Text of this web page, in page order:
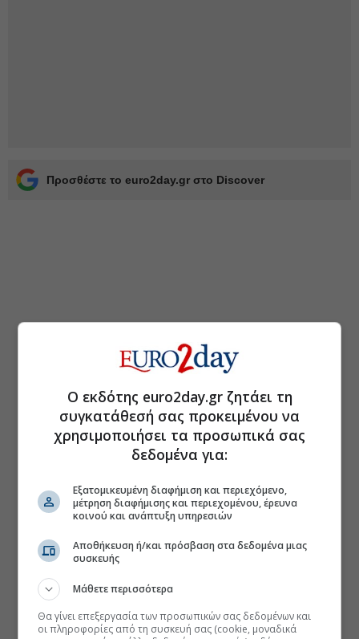
Προσθέστε το euro2day.gr στο Discover
Ο εκδότης euro2day.gr ζητάει τη
συγκατάθεσή σας προκειμένου να
χρησιμοποιήσει τα προσωπικά σας
δεδομένα για:
Εξατομικευμένη διαφήμιση και περιεχόμενο,
μέτρηση διαφήμισης και περιεχομένου, έρευνα
κοινού και ανάπτυξη υπηρεσιών
Αποθήκευση ή/και πρόσβαση στα δεδομένα μιας
συσκευής
Μάθετε περισσότερα
Θα γίνει επεξεργασία των προσωπικών σας δεδομένων και
οι πληροφορίες από τη συσκευή σας (cookie, μοναδικά